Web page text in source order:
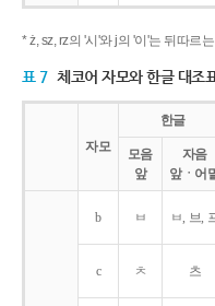
* ż, sz, rz의 '시'와 j의 '이'는 뒤따르
표 7 체코어 자모와 한글 대조
자모
한글
모음
앞
자음
앞ㆍ어
b ㅂ ㅂ, 브,
c ㅊ 츠